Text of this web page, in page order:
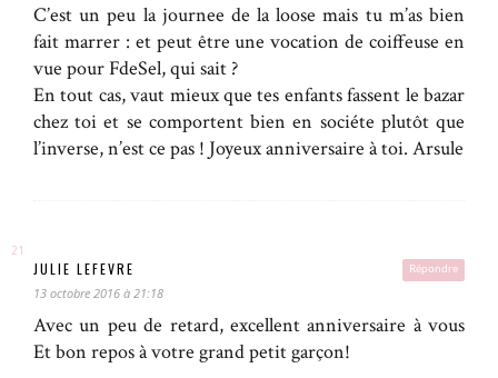
C’est un peu la journee de la loose mais tu m’as bien
fait marrer : et peut être une vocation de coiffeuse en
vue pour FdeSel, qui sait ?
En tout cas, vaut mieux que tes enfants fassent le bazar
chez toi et se comportent bien en sociéte plutôt que
l’inverse, n’est ce pas ! Joyeux anniversaire à toi. Arsule
Répondre
JULIE LEFEVRE
13 octobre 2016 à 21:18
Avec un peu de retard, excellent anniversaire à vous
Et bon repos à votre grand petit garçon!